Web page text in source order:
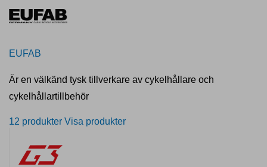
EUFAB
Är en välkänd tysk tillverkare av cykelhållare och
cykelhållartillbehör
12 produkter Visa produkter